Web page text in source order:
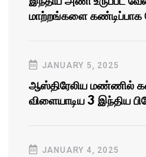
மாற்றங்களை
JANUARY 5, 2025
ஆஸ்திரேலிய மண்ணில்
விளையாடிய 3 இந்திய
JANUARY 4, 2025